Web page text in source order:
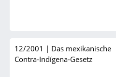
12/2001 | Das mexikanische
Contra-Indígena-Gesetz